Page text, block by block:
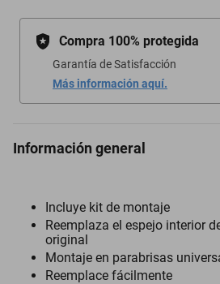
Compra 100% protegida
Garantía de Satisfacción
Más información aquí.
Información general
Incluye kit de montaje
Reemplaza el espejo interior
original
Montaje en parabrisas
Reemplace fácilmente